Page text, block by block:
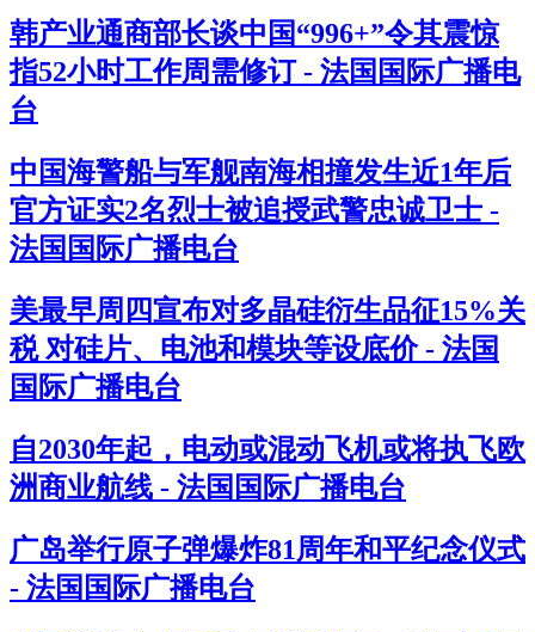
韩产业通商部长谈中国“996+”令其震惊
指52小时工作周需修订 - 法国国际广播电
台
中国海警船与军舰南海相撞发生近1年后
官方证实2名烈士被追授武警忠诚卫士 -
法国国际广播电台
美最早周四宣布对多晶硅衍生品征15%关
税 对硅片、电池和模块等设底价 - 法国
国际广播电台
自2030年起，电动或混动飞机或将执飞欧
洲商业航线 - 法国国际广播电台
广岛举行原子弹爆炸81周年和平纪念仪式
- 法国国际广播电台